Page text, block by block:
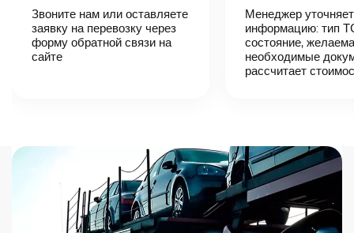
свяжется с
вами,
согласует
детали
автоперевозки,
Звоните нам или оставляете
заявку на перевозку через
форму обратной связи на
сайте
Менеджер уточняет
информацию: тип
состояние,
необходимые
рассчитает